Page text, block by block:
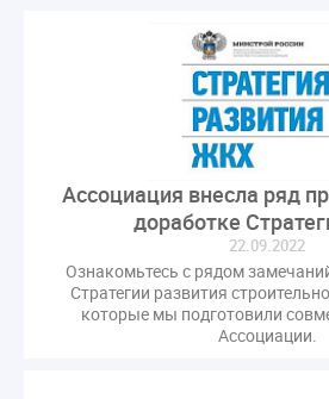
реестр УК связь
статистика
судебная практика
техническая документация
требования УК
Ассоциация внесла ряд
доработке
22.09.2022
Ознакомьтесь с рядом
Стратегии развития
которые мы подготовили
Ассоциации.